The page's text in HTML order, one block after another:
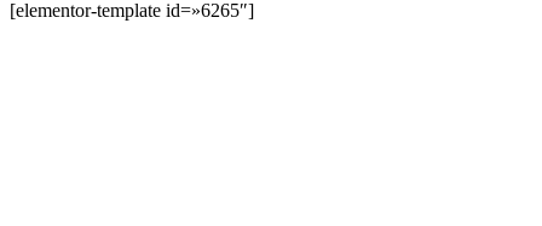
[elementor-template id=»6265″]